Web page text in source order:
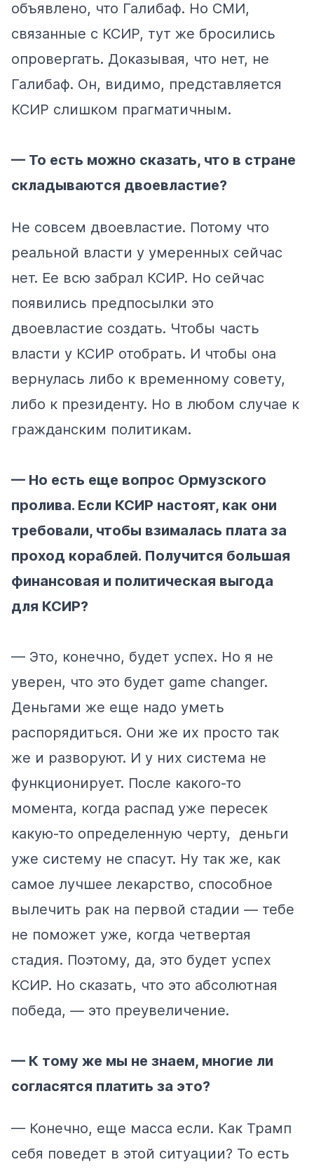
объявлено, что Галибаф. Но СМИ,
связанные с КСИР, тут же бросились
опровергать. Доказывая, что нет, не
Галибаф. Он, видимо, представляется
КСИР слишком прагматичным.
— То есть можно сказать, что в стране
складываются двоевластие?
Не совсем двоевластие. Потому что
реальной власти у умеренных сейчас
нет. Ее всю забрал КСИР. Но сейчас
появились предпосылки это
двоевластие создать. Чтобы часть
власти у КСИР отобрать. И чтобы она
вернулась либо к временному совету,
либо к президенту. Но в любом случае к
гражданским политикам.
— Но есть еще вопрос Ормузского
пролива. Если КСИР настоят, как они
требовали, чтобы взималась плата за
проход кораблей. Получится большая
финансовая и политическая выгода
для КСИР?
— Это, конечно, будет успех. Но я не
уверен, что это будет game changer.
Деньгами же еще надо уметь
распорядиться. Они же их просто так
же и разворуют. И у них система не
функционирует. После какого-то
момента, когда распад уже пересек
какую-то определенную черту, деньги
уже систему не спасут. Ну так же, как
самое лучшее лекарство, способное
вылечить рак на первой стадии — тебе
не поможет уже, когда четвертая
стадия. Поэтому, да, это будет успех
КСИР. Но сказать, что это абсолютная
победа, — это преувеличение.
— К тому же мы не знаем, многие ли
согласятся платить за это?
— Конечно, еще масса если. Как Трамп
себя поведет в этой ситуации? То есть